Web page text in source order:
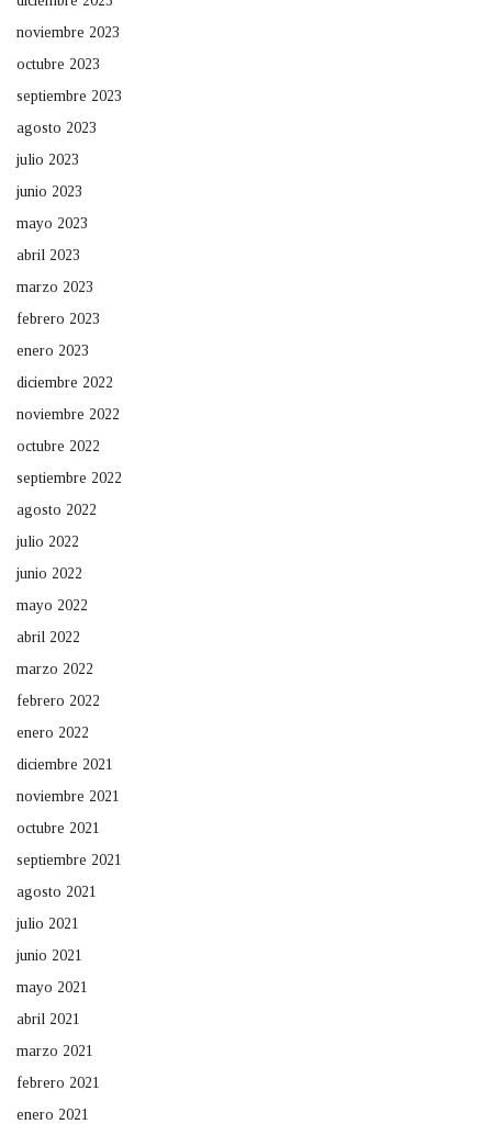
noviembre 2023
octubre 2023
septiembre 2023
agosto 2023
julio 2023
junio 2023
mayo 2023
abril 2023
marzo 2023
febrero 2023
enero 2023
diciembre 2022
noviembre 2022
octubre 2022
septiembre 2022
agosto 2022
julio 2022
junio 2022
mayo 2022
abril 2022
marzo 2022
febrero 2022
enero 2022
diciembre 2021
noviembre 2021
octubre 2021
septiembre 2021
agosto 2021
julio 2021
junio 2021
mayo 2021
abril 2021
marzo 2021
febrero 2021
enero 2021